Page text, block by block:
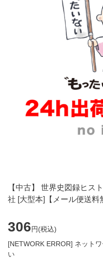
【中古】 世界史図録ヒス
社 [大型本]【メール便送料
306円(税込)
[NETWORK ERROR] ネット
い